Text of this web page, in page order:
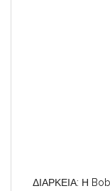
ΔΙΑΡΚΕΙΑ: Η